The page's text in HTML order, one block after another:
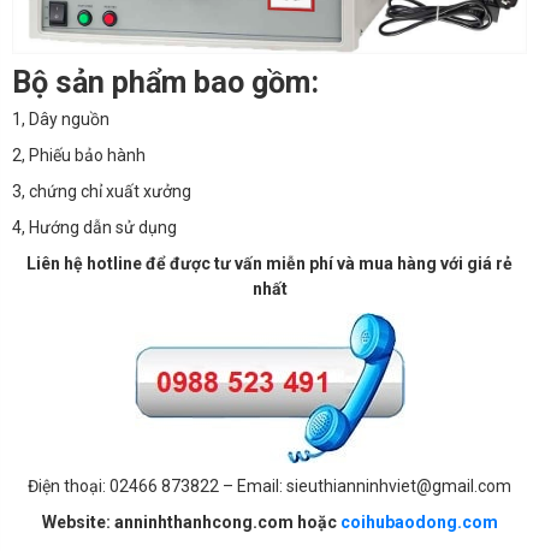
Bộ sản phẩm bao gồm:
1, Dây nguồn
2, Phiếu bảo hành
3, chứng chỉ xuất xưởng
4, Hướng dẫn sử dụng
Liên hệ hotline để được tư vấn miễn phí và mua hàng với giá rẻ
nhất
Điện thoại: 02466 873822 – Email: sieuthianninhviet@gmail.com
Website: anninhthanhcong.com hoặc coihubaodong.com